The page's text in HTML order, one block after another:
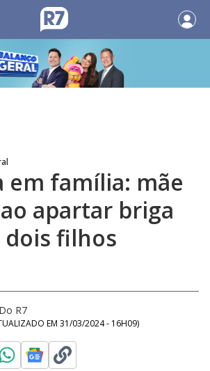
em família: mãe
apartar briga
filhos
Do R7
EM 31/03/2024 - 16H09)